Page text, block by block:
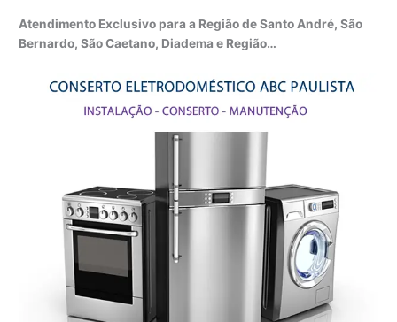
Atendimento Exclusivo para a Região de Santo André, São
Bernardo, São Caetano, Diadema e Região…